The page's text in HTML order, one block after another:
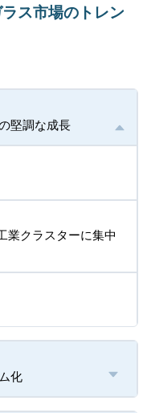
ス市場のトレン
堅調な成長
業クラスターに集中
化